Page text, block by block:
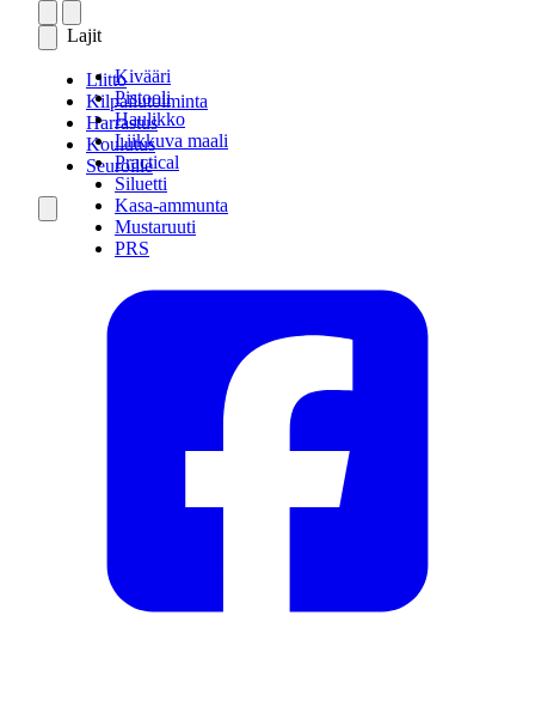
Lajit
Kivääri
Pistooli
Haulikko
Liikkuva maali
Practical
Siluetti
Kasa-ammunta
Mustaruuti
PRS
Liitto
Kilpailutoiminta
Harrastus
Koulutus
Seuroille